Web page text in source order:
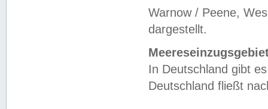
Warnow / Peene,
dargestellt.
In Deutschland gibt
Deutschland fließt